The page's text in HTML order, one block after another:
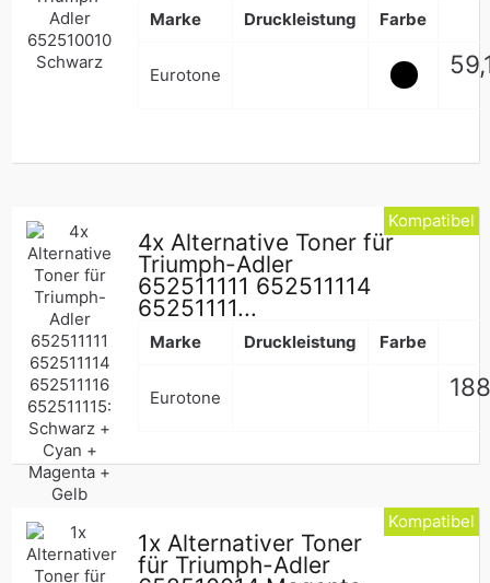
Marke Druckleistung Farbe
Eurotone
4x Alternative Toner für
Triumph-Adler
652511111 652511114
65251111...
Marke Druckleistung Farbe
Eurotone
Kompatibel
1x Alternativer Toner
für Triumph-Adler
Kompatibel